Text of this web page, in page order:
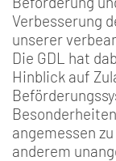
Verbesserung
unserer
Die GDL hat
Hinblick auf
angemessen
anderem